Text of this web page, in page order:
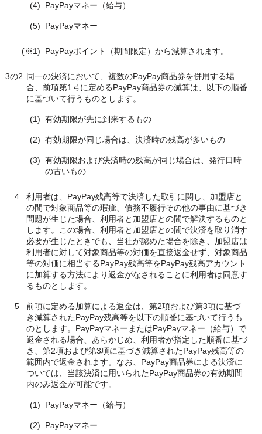
(4) PayPayマネー（給与）
(5) PayPayマネー
(※1) PayPayポイント（期間限定）から減算されます。
3の2 同一の決済において、複数のPayPay商品券を併用する場
合、前項第1号に定めるPayPay商品券の減算は、以下の順番
に基づいて行うものとします。
(1) 有効期限が先に到来するもの
(2) 有効期限が同じ場合は、決済時の残高が多いもの
(3) 有効期限および決済時の残高が同じ場合は、発行日時
の古いもの
4
利用者は、PayPay残高等で決済した取引に関し、加盟店と
の間で対象商品等の瑕疵、債務不履行その他の事由に基づき
問題が生じた場合、利用者と加盟店との間で解決するものと
します。この場合、利用者と加盟店との間で決済を取り消す
必要が生じたときでも、当社が認めた場合を除き、加盟店は
利用者に対して対象商品等の対価を直接返金せず、対象商品
等の対価に相当するPayPay残高等をPayPay残高アカウント
に加算する方法により返金がなされることに利用者は同意す
るものとします。
5
前項に定める加算による返金は、第2項および第3項に基づ
き減算されたPayPay残高等を以下の順番に基づいて行うも
のとします。PayPayマネーまたはPayPayマネー（給与）で
返金される場合、あらかじめ、利用者が指定した順番に基づ
き、第2項および第3項に基づき減算されたPayPay残高等の
範囲内で返金されます。なお、PayPay商品券による決済に
ついては、当該決済に用いられたPayPay商品券の有効期間
内のみ返金が可能です。
(1) PayPayマネー（給与）
(2) PayPayマネー